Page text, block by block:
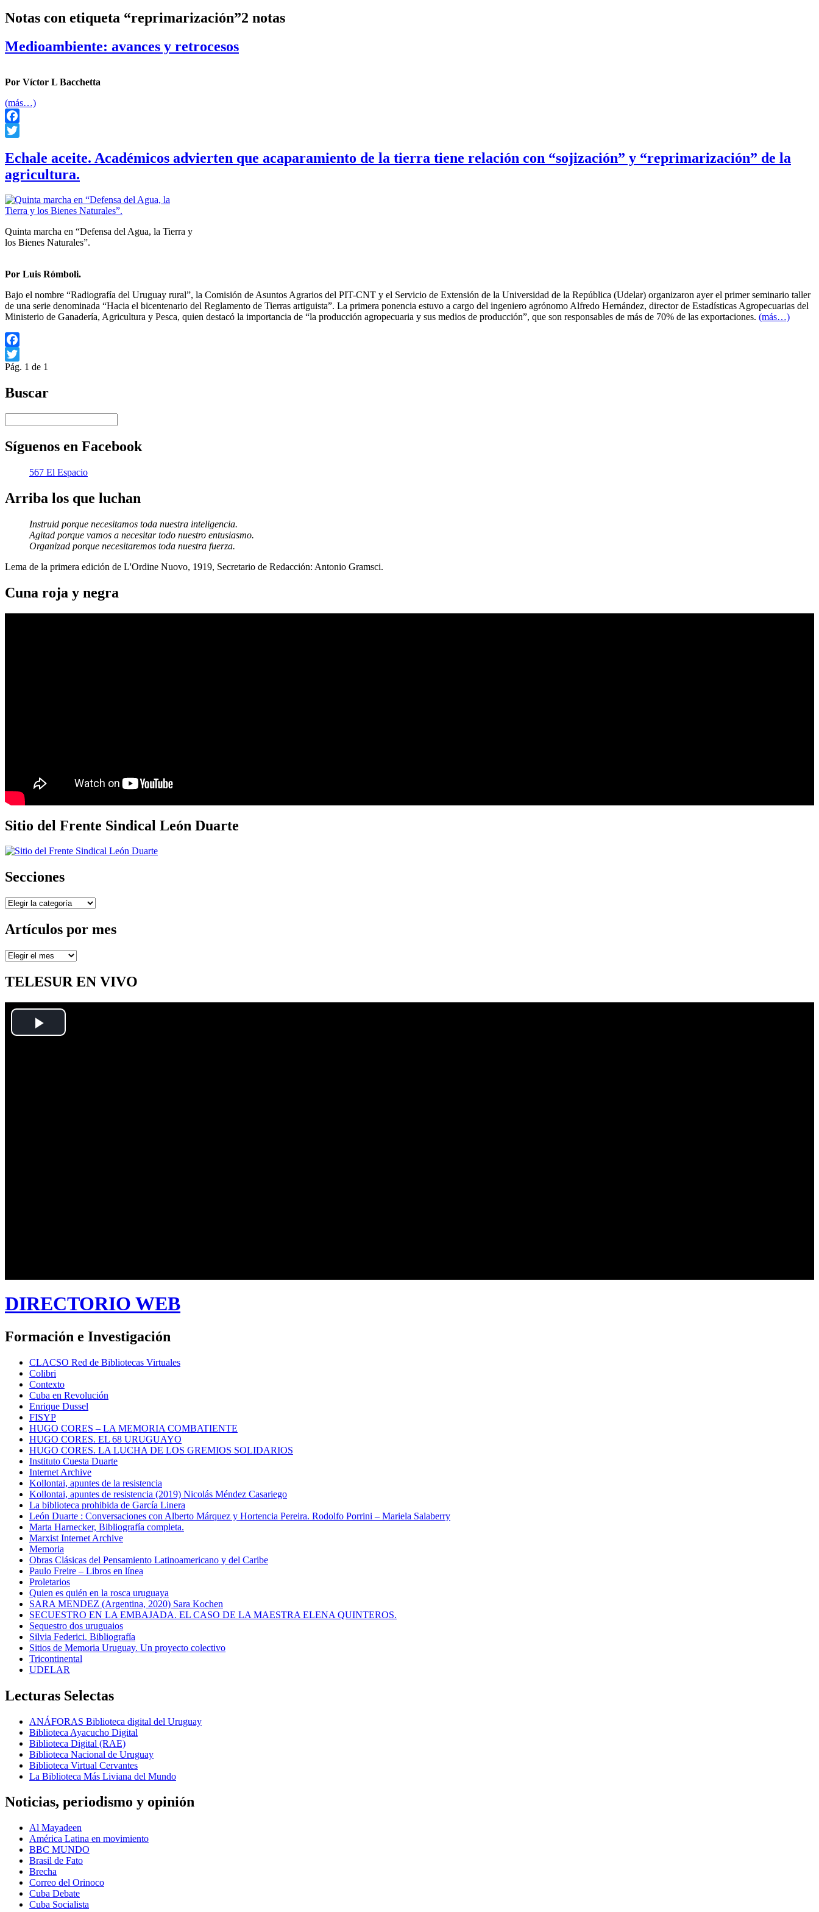
Notas con etiqueta “reprimarización”2 notas
Medioambiente: avances y retrocesos
Por Víctor L Bacchetta
(más…)
Facebook
Echale aceite. Académicos advierten que acaparamiento de la tierra tiene relación con “sojización” y “reprimarización” de la
agricultura.
Quinta marcha en “Defensa del Agua, la Tierra y
los Bienes Naturales”.
Por Luis Rómboli.
Bajo el nombre “Radiografía del Uruguay rural”, la Comisión de Asuntos Agrarios del PIT-CNT y el Servicio de Extensión de la Universidad de la República (Udelar) organizaron ayer el primer seminario taller
de una serie denominada “Hacia el bicentenario del Reglamento de Tierras artiguista”. La primera ponencia estuvo a cargo del ingeniero agrónomo Alfredo Hernández, director de Estadísticas Agropecuarias del
Ministerio de Ganadería, Agricultura y Pesca, quien destacó la importancia de “la producción agropecuaria y sus medios de producción”, que son responsables de más de 70% de las exportaciones. (más…)
Facebook
Twitter
Pág. 1 de 1
Buscar
Síguenos en Facebook
567 El Espacio
Arriba los que luchan
Instruid porque necesitamos toda nuestra inteligencia.
Agitad porque vamos a necesitar todo nuestro entusiasmo.
Organizad porque necesitaremos toda nuestra fuerza.
Lema de la primera edición de L'Ordine Nuovo, 1919, Secretario de Redacción: Antonio Gramsci.
Cuna roja y negra
Sitio del Frente Sindical León Duarte
Secciones
Secciones
Artículos por mes
Artículos
mes
TELESUR EN VIVO
DIRECTORIO WEB
Formación e Investigación
CLACSO Red de Bibliotecas Virtuales
Colibri
Contexto
Cuba en Revolución
Enrique Dussel
FISYP
HUGO CORES – LA MEMORIA COMBATIENTE
HUGO CORES. EL 68 URUGUAYO
HUGO CORES. LA LUCHA DE LOS GREMIOS SOLIDARIOS
Instituto Cuesta Duarte
Internet Archive
Kollontai, apuntes de la resistencia
Kollontai, apuntes de resistencia (2019) Nicolás Méndez Casariego
La biblioteca prohibida de García Linera
León Duarte : Conversaciones con Alberto Márquez y Hortencia Pereira. Rodolfo Porrini – Mariela Salaberry
Marta Harnecker, Bibliografía completa.
Marxist Internet Archive
Memoria
Obras Clásicas del Pensamiento Latinoamericano y del Caribe
Paulo Freire – Libros en línea
Proletarios
Quien es quién en la rosca uruguaya
SARA MENDEZ (Argentina, 2020) Sara Kochen
SECUESTRO EN LA EMBAJADA. EL CASO DE LA MAESTRA ELENA QUINTEROS.
Sequestro dos uruguaios
Silvia Federici. Bibliografía
Sitios de Memoria Uruguay. Un proyecto colectivo
Tricontinental
UDELAR
Lecturas Selectas
ANÁFORAS Biblioteca digital del Uruguay
Biblioteca Ayacucho Digital
Biblioteca Digital (RAE)
Biblioteca Nacional de Uruguay
Biblioteca Virtual Cervantes
La Biblioteca Más Liviana del Mundo
Noticias, periodismo y opinión
Al Mayadeen
América Latina en movimiento
BBC MUNDO
Brasil de Fato
Brecha
Correo del Orinoco
Cuba Debate
Cuba Socialista